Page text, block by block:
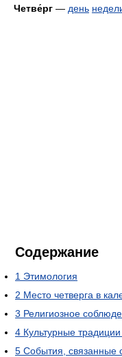
Четве́рг — день
Содержание
1 Этимология
2 Место четверга в
3 Религиозное
4 Культурные традиции
5 События, связанные